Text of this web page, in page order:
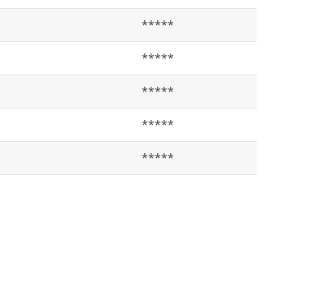
*****
*****
*****
*****
*****